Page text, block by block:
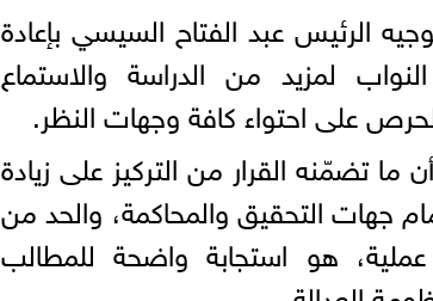
الرئيس عبد الفتاح السيسي بإعادة
لمزيد من الدراسة والاستماع
على احتواء كافة وجهات النظر.
تضمّنه القرار من التركيز على زيادة
جهات التحقيق والمحاكمة، والحد من
هو استجابة واضحة للمطالب